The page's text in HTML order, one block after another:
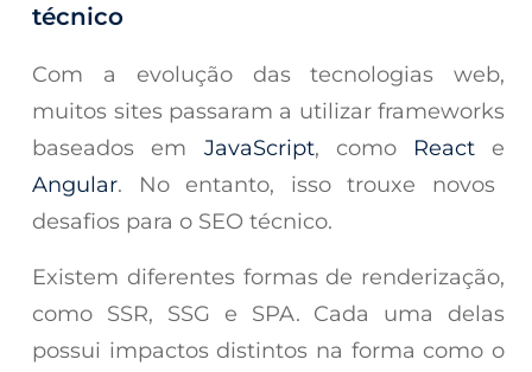
técnico
Com a evolução das tecnologias web,
muitos sites passaram a utilizar frameworks
baseados em
JavaScript, como Reacte
Angular. No entanto, isso trouxe novos
desafios para o SEO técnico.
Existem diferentes formas de renderização,
como SSR, SSG e SPA. Cada uma delas
possui impactos distintos na forma como o